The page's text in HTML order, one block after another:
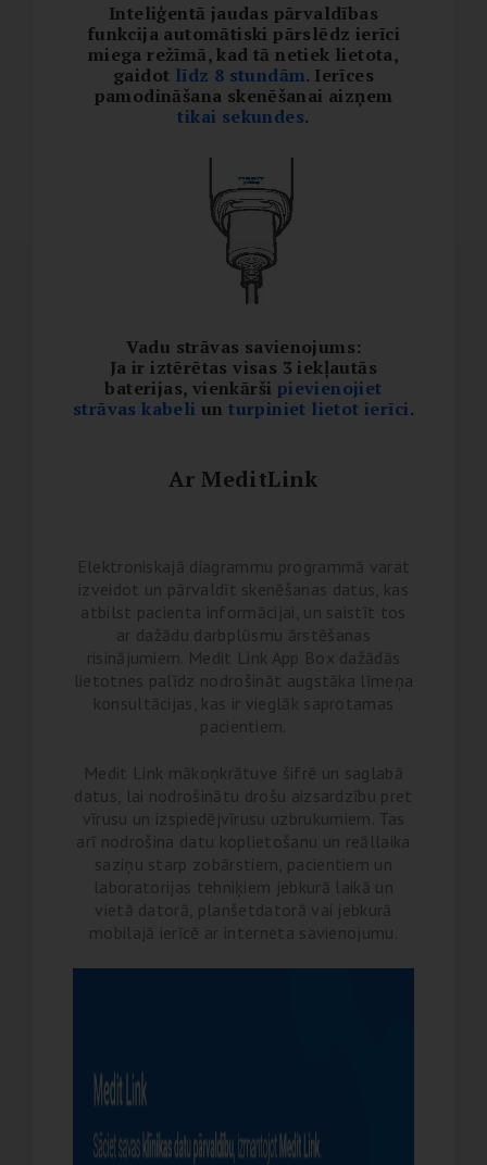
Inteliģentā jaudas pārvaldības
funkcija automātiski pārslēdz ierīci
miega režīmā, kad tā netiek lietota,
gaidot līdz 8 stundām. Ierīces
pamodināšana skenēšanai aizņem
tikai sekundes.
Vadu strāvas savienojums:
Ja ir iztērētas visas 3 iekļautās
baterijas, vienkārši pievienojiet
strāvas kabeli unturpiniet lietot ierīci.
Ar MeditLink
Elektroniskajā diagrammu programmā varat
izveidot un pārvaldīt skenēšanas datus, kas
atbilst pacienta informācijai, un saistīt tos
ar dažādu darbplūsmu ārstēšanas
risinājumiem. Medit Link App Box dažādās
lietotnes palīdz nodrošināt augstāka līmeņa
konsultācijas, kas ir vieglāk saprotamas
pacientiem.
Medit Link mākoņkrātuve šifrē un saglabā
datus, lai nodrošinātu drošu aizsardzību pret
vīrusu un izspiedējvīrusu uzbrukumiem. Tas
arī nodrošina datu koplietošanu un reāllaika
saziņu starp zobārstiem, pacientiem un
laboratorijas tehniķiem jebkurā laikā un
vietā datorā, planšetdatorā vai jebkurā
mobilajā ierīcē ar interneta savienojumu.